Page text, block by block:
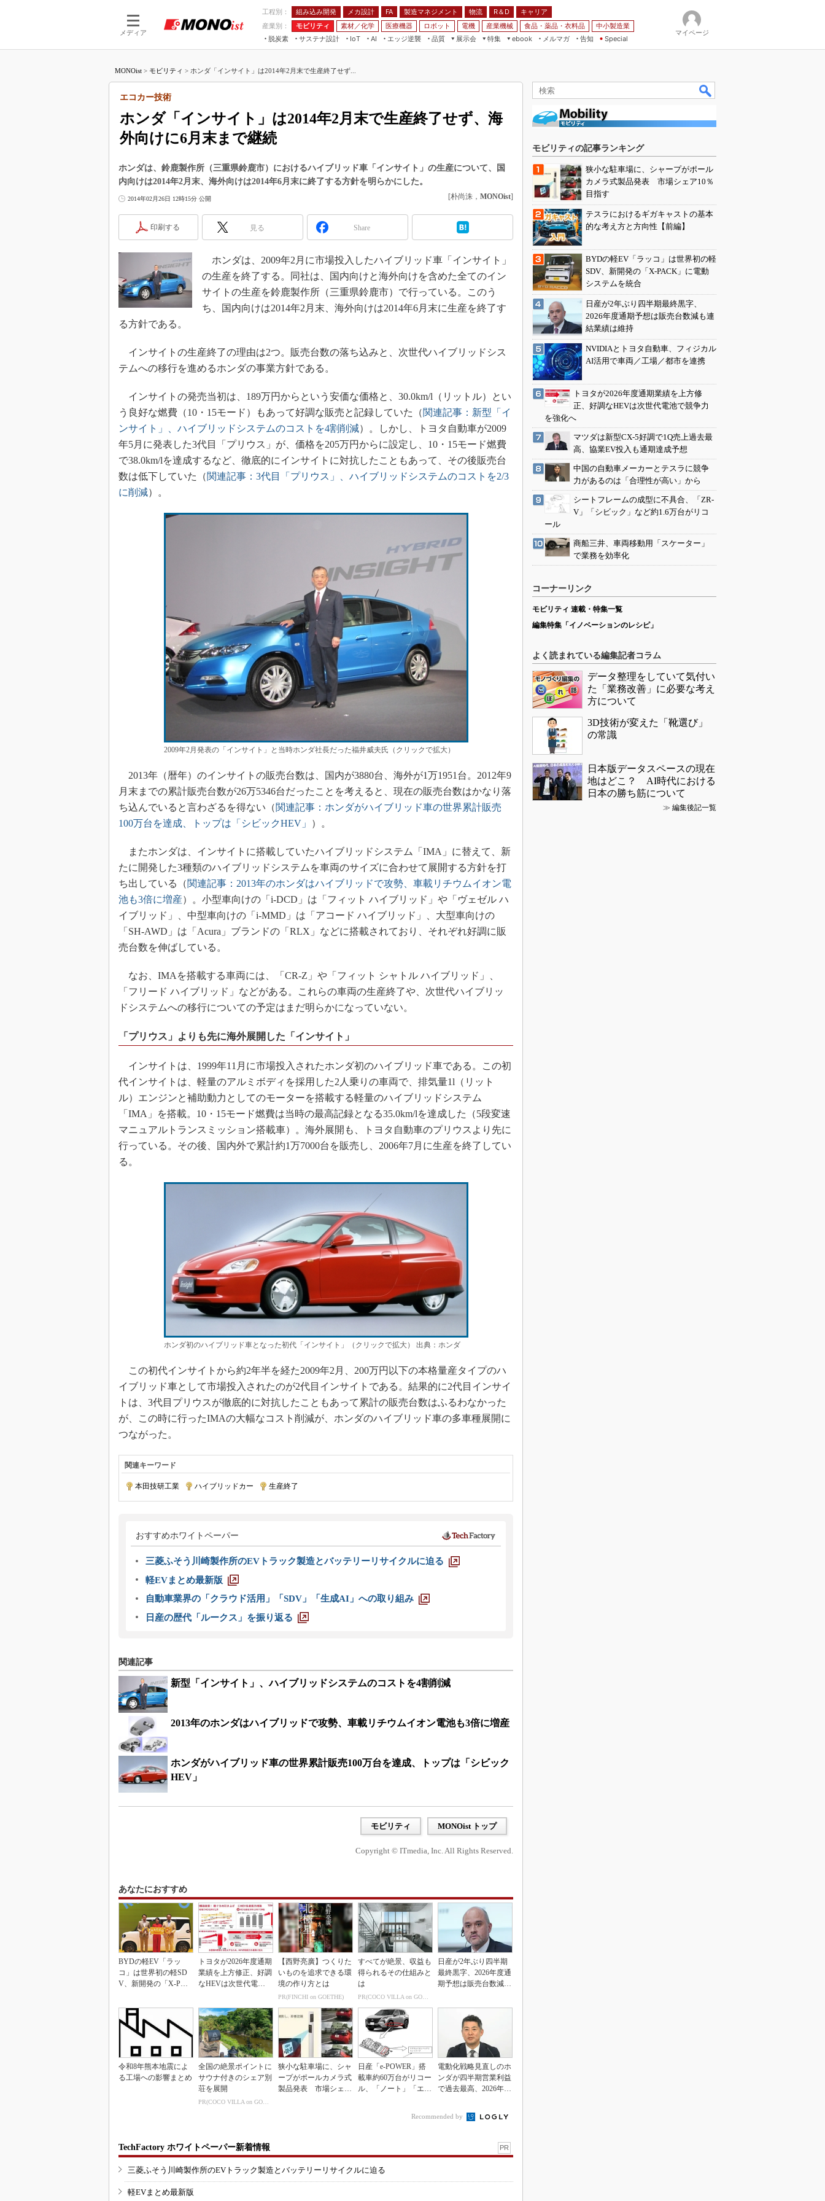
メディア
工程別： 組み込み開発 メカ設計 FA 製造マネジメント 物流 R＆D
キャリア
産業別：
モビリティ 素材／化学 医療機器 ロボット 電機 産業機械 食品・薬品・衣料品
中小製造業
脱炭素
サステナ設計
IoT
つながる工場
AI
AI×設備保全
エッジ逆襲 品質
展示会
JIMTOF
IIFES
TECHNO-FRONTIER
EdgeTech+
産業オープンネット展
特集
組み込み画像技術
組み込みモデリング
ISO26262
無償設計ツール
3Dプリンタ
デジタルツインとCAE
イノベーション
メイドインジャパン
植物工場
知財マネジメント
海外生産
グローバル設計・開発
ebook
FA
メルマガ
告知 Special
マイページ
MONOist > モビリティ > ホンダ「インサイト」は2014年2月末で生産終了せず...
ホンダ「インサイト」は2014年2月末で生産終了せず、海
外向けに6月末まで継続
エコカー技術
ホンダは、鈴鹿製作所（三重県鈴鹿市）におけるハイブリッド車「インサイト」の生産について、国
内向けは2014年2月末、海外向けは2014年6月末に終了する方針を明らかにした。
2014年02月26日 12時15分 公開 [朴尚洙， MONOist]
印刷する 見る Share
ホンダは、2009年2月に市場投入したハイブリッド車「インサイト」
の生産を終了する。同社は、国内向けと海外向けを含めた全てのイン
サイトの生産を鈴鹿製作所（三重県鈴鹿市）で行っている。このう
ち、国内向けは2014年2月末、海外向けは2014年6月末に生産を終了す
る方針である。
インサイトの生産終了の理由は2つ。販売台数の落ち込みと、次世代ハイブリッドシス
テムへの移行を進めるホンダの事業方針である。
インサイトの発売当初は、189万円からという安価な価格と、30.0km/l（リットル）とい
う良好な燃費（10・15モード）もあって好調な販売と記録していた（関連記事：新型「イ
ンサイト」、ハイブリッドシステムのコストを4割削減）。しかし、トヨタ自動車が2009
年5月に発表した3代目「プリウス」が、価格を205万円からに設定し、10・15モード燃費
で38.0km/lを達成するなど、徹底的にインサイトに対抗したこともあって、その後販売台
数は低下していた（関連記事：3代目「プリウス」、ハイブリッドシステムのコストを2/3
に削減）。
2009年2月発表の「インサイト」と当時ホンダ社長だった福井威夫氏（クリックで拡大）
2013年（暦年）のインサイトの販売台数は、国内が3880台、海外が1万1951台。2012年9
月末までの累計販売台数が26万5346台だったことを考えると、現在の販売台数はかなり落
ち込んでいると言わざるを得ない（関連記事：ホンダがハイブリッド車の世界累計販売
100万台を達成、トップは「シビックHEV」
）。
またホンダは、インサイトに搭載していたハイブリッドシステム「IMA」に替えて、新
たに開発した3種類のハイブリッドシステムを車両のサイズに合わせて展開する方針を打
ち出している（関連記事：2013年のホンダはハイブリッドで攻勢、車載リチウムイオン電
池も3倍に増産）。小型車向けの「i-DCD」は「フィット ハイブリッド」や「ヴェゼル ハ
イブリッド」、中型車向けの「i-MMD」は「アコード ハイブリッド」、大型車向けの
「SH-AWD」は「Acura」ブランドの「RLX」などに搭載されており、それぞれ好調に販
売台数を伸ばしている。
なお、IMAを搭載する車両には、「CR-Z」や「フィット シャトル ハイブリッド」、
「フリード ハイブリッド」などがある。これらの車両の生産終了や、次世代ハイブリッ
ドシステムへの移行についての予定はまだ明らかになっていない。
「プリウス」よりも先に海外展開した「インサイト」
インサイトは、1999年11月に市場投入されたホンダ初のハイブリッド車である。この初
代インサイトは、軽量のアルミボディを採用した2人乗りの車両で、排気量1l（リット
ル）エンジンと補助動力としてのモーターを搭載する軽量のハイブリッドシステム
「IMA」を搭載。10・15モード燃費は当時の最高記録となる35.0km/lを達成した（5段変速
マニュアルトランスミッション搭載車）。海外展開も、トヨタ自動車のプリウスより先に
行っている。その後、国内外で累計約1万7000台を販売し、2006年7月に生産を終了してい
る。
ホンダ初のハイブリッド車となった初代「インサイト」（クリックで拡大） 出典：ホンダ
この初代インサイトから約2年半を経た2009年2月、200万円以下の本格量産タイプのハ
イブリッド車として市場投入されたのが2代目インサイトである。結果的に2代目インサイ
トは、3代目プリウスが徹底的に対抗したこともあって累計の販売台数はふるわなかった
が、この時に行ったIMAの大幅なコスト削減が、ホンダのハイブリッド車の多車種展開に
つながった。
関連キーワード
本田技研工業 ハイブリッドカー 生産終了
おすすめホワイトペーパー
三菱ふそう川崎製作所のEVトラック製造とバッテリーリサイクルに迫る
軽EVまとめ最新版
自動車業界の「クラウド活用」「SDV」「生成AI」への取り組み
日産の歴代「ルークス」を振り返る
関連記事
新型「インサイト」、ハイブリッドシステムのコストを4割削減
2013年のホンダはハイブリッドで攻勢、車載リチウムイオン電池も3倍に増産
ホンダがハイブリッド車の世界累計販売100万台を達成、トップは「シビック
HEV」
モビリティ MONOist トップ
Copyright © ITmedia, Inc. All Rights Reserved.
あなたにおすすめ
BYDの軽EV「ラッ
コ」は世界初の軽SD
V、新開発の「X-PAC
トヨタが2026年度通期
業績を上方修正、好調
なHEVは次世代電池
【西野亮廣】つくりた
いものを追求できる環
境の作り方とは
PR(FINCHI on GOETHE)
すべてが絶景、収益も
得られるその仕組みと
は
PR(COCO VILLA on GOETHE)
日産が2年ぶり四半期
最終黒字、2026年度通
期予想は販売台数減も
令和8年熊本地震によ
る工場への影響まとめ
全国の絶景ポイントに
サウナ付きのシェア別
荘を展開
PR(COCO VILLA on GOETHE)
狭小な駐車場に、シャ
ープがポールカメラ式
製品発表 市場シェア
日産「e-POWER」搭
載車約60万台がリコー
ル、「ノート」「エク
電動化戦略見直しのホ
ンダが四半期営業利益
で過去最高、2026年度
Recommended by
TechFactory ホワイトペーパー新着情報 PR
三菱ふそう川崎製作所のEVトラック製造とバッテリーリサイクルに迫る
軽EVまとめ最新版
モビリティの記事ランキング
狭小な駐車場に、シャープがポール
カメラ式製品発表 市場シェア10％
目指す
テスラにおけるギガキャストの基本
的な考え方と方向性【前編】
BYDの軽EV「ラッコ」は世界初の軽
SDV、新開発の「X-PACK」に電動
システムを統合
日産が2年ぶり四半期最終黒字、
2026年度通期予想は販売台数減も連
結業績は維持
NVIDIAとトヨタ自動車、フィジカル
AI活用で車両／工場／都市を連携
トヨタが2026年度通期業績を上方修
正、好調なHEVは次世代電池で競争力
を強化へ
マツダは新型CX-5好調で1Q売上過去最
高、協業EV投入も通期達成予想
中国の自動車メーカーとテスラに競争
力があるのは「合理性が高い」から
シートフレームの成型に不具合、「ZR-
V」「シビック」など約1.6万台がリコ
ール
商船三井、車両移動用「スケーター」
で業務を効率化
コーナーリンク
モビリティ 連載・特集一覧
編集特集「イノベーションのレシピ」
よく読まれている編集記者コラム
データ整理をしていて気付い
た「業務改善」に必要な考え
方について
3D技術が変えた「靴選び」
の常識
日本版データスペースの現在
地はどこ？ AI時代における
日本の勝ち筋について
≫ 編集後記一覧